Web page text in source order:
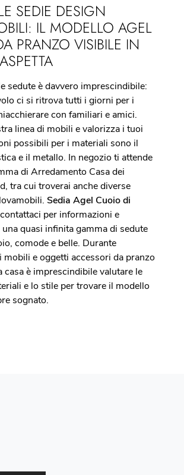
SEDIE DESIGN
IL MODELLO AGEL
PRANZO VISIBILE IN
sedute è davvero imprescindibile:
ci si ritrova tutti i giorni per i
con familiari e amici.
linea di mobili e valorizza i tuoi
possibili per i materiali sono il
e il metallo. In negozio ti attende
di Arredamento Casa dei
tra cui troverai anche diverse
Sedia Agel Cuoio di
per informazioni e
quasi infinita gamma di sedute
comode e belle. Durante
mobili e oggetti accessori da pranzo
casa è imprescindibile valutare le
e lo stile per trovare il modello
sognato.